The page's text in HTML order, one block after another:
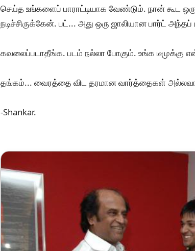
செய்த உங்களைப் பாராட்டியாக வேண்டும். நான் கூட ஒரு
நடிச்சிருக்கேன். பட்... அது ஒரு ஜாலியான பார்ட்
கவலைப்படாதீங்க. படம் நல்லா போகும். உங்க டீமுக்கு
தங்கம்... வைரத்தை விட தரமான வார்த்தைகள்
-Shankar.